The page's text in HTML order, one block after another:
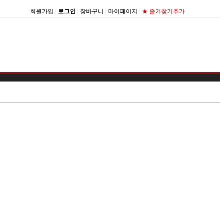
회원가입 로그인 장바구니 마이페이지 ★ 즐겨찾기추가